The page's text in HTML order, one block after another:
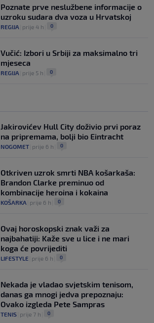
Poznate prve neslužbene informacije o
uzroku sudara dva voza u Hrvatskoj
REGIJA prije 4 h 0
Vučić: Izbori u Srbiji za maksimalno tri
mjeseca
REGIJA prije 5 h 0
Jakirovićev Hull City doživio prvi poraz
na pripremama, bolji bio Eintracht
NOGOMET prije 6 h 0
Otkriven uzrok smrti NBA košarkaša:
Brandon Clarke preminuo od
kombinacije heroina i kokaina
KOŠARKA prije 6 h 0
Ovaj horoskopski znak važi za
najbahatiji: Kaže sve u lice i ne mari
koga će povrijediti
LIFESTYLE prije 6 h 0
Nekada je vladao svjetskim tenisom,
danas ga mnogi jedva prepoznaju:
Ovako izgleda Pete Sampras
TENIS prije 7 h 0